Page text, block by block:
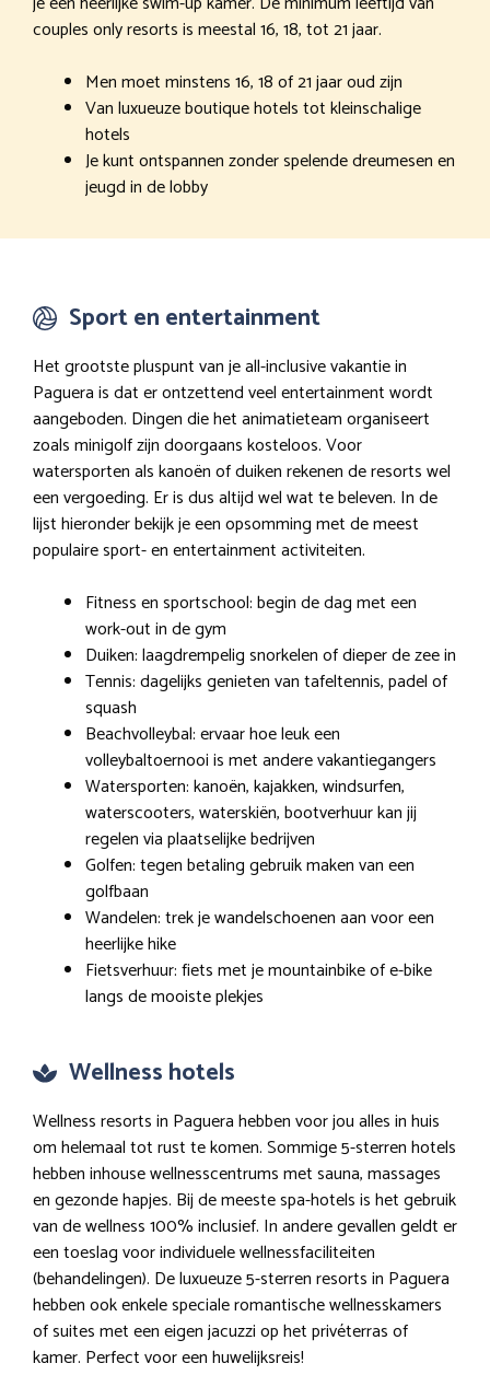
couples only resorts is meestal 16, 18, tot 21 jaar.
Men moet minstens 16, 18 of 21 jaar oud zijn
Van luxueuze boutique hotels tot kleinschalige
hotels
Je kunt ontspannen zonder spelende dreumesen en
jeugd in de lobby
Sport en entertainment
Het grootste pluspunt van je all-inclusive vakantie in
Paguera is dat er ontzettend veel entertainment wordt
aangeboden. Dingen die het animatieteam organiseert
zoals minigolf zijn doorgaans kosteloos. Voor
watersporten als kanoën of duiken rekenen de resorts wel
een vergoeding. Er is dus altijd wel wat te beleven. In de
lijst hieronder bekijk je een opsomming met de meest
populaire sport- en entertainment activiteiten.
Fitness en sportschool: begin de dag met een
work-out in de gym
Duiken: laagdrempelig snorkelen of dieper de zee in
Tennis: dagelijks genieten van tafeltennis, padel of
squash
Beachvolleybal: ervaar hoe leuk een
volleybaltoernooi is met andere vakantiegangers
Watersporten: kanoën, kajakken, windsurfen,
waterscooters, waterskiën, bootverhuur kan jij
regelen via plaatselijke bedrijven
Golfen: tegen betaling gebruik maken van een
golfbaan
Wandelen: trek je wandelschoenen aan voor een
heerlijke hike
Fietsverhuur: fiets met je mountainbike of e-bike
langs de mooiste plekjes
Wellness hotels
Wellness resorts in Paguera hebben voor jou alles in huis
om helemaal tot rust te komen. Sommige 5-sterren hotels
hebben inhouse wellnesscentrums met sauna, massages
en gezonde hapjes. Bij de meeste spa-hotels is het gebruik
van de wellness 100% inclusief. In andere gevallen geldt er
een toeslag voor individuele wellnessfaciliteiten
(behandelingen). De luxueuze 5-sterren resorts in Paguera
hebben ook enkele speciale romantische wellnesskamers
of suites met een eigen jacuzzi op het privéterras of
kamer. Perfect voor een huwelijksreis!